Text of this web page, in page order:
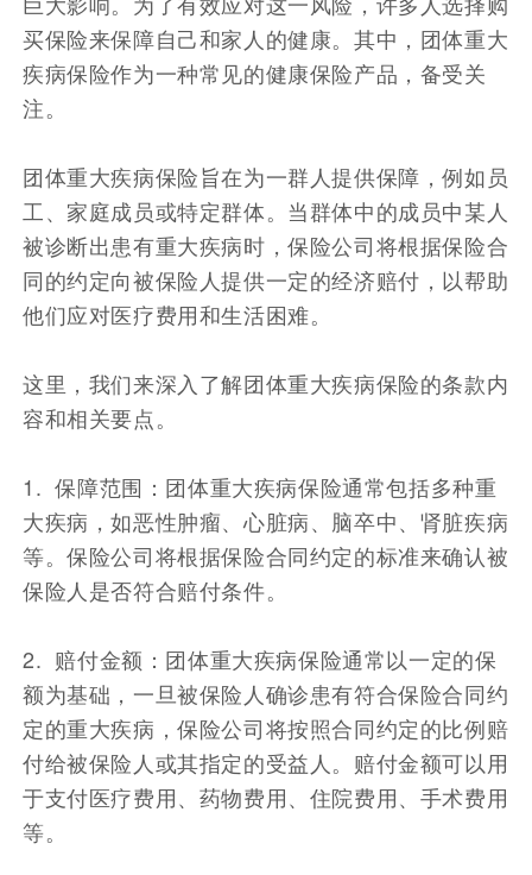
买保险来保障自己和家人的健康。其中，团体重大
疾病保险作为一种常见的健康保险产品，备受关
注。
团体重大疾病保险旨在为一群人提供保障，例如员
工、家庭成员或特定群体。当群体中的成员中某人
被诊断出患有重大疾病时，保险公司将根据保险合
同的约定向被保险人提供一定的经济赔付，以帮助
他们应对医疗费用和生活困难。
这里，我们来深入了解团体重大疾病保险的条款内
容和相关要点。
1. 保障范围：团体重大疾病保险通常包括多种重
大疾病，如恶性肿瘤、心脏病、脑卒中、肾脏疾病
等。保险公司将根据保险合同约定的标准来确认被
保险人是否符合赔付条件。
2. 赔付金额：团体重大疾病保险通常以一定的保
额为基础，一旦被保险人确诊患有符合保险合同约
定的重大疾病，保险公司将按照合同约定的比例赔
付给被保险人或其指定的受益人。赔付金额可以用
于支付医疗费用、药物费用、住院费用、手术费用
等。